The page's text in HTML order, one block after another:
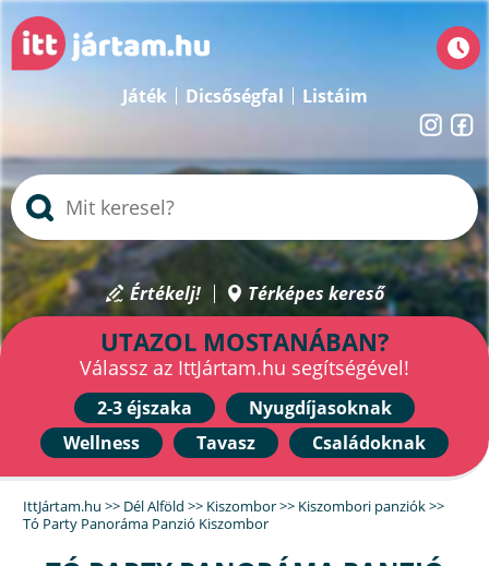
Játék Dicsőségfal Listáim
Értékelj! Térképes kereső
UTAZOL MOSTANÁBAN?
Válassz az IttJártam.hu segítségével!
2-3 éjszaka
Nyugdíjasoknak
Wellness
Tavasz Családoknak
IttJártam.hu >> Dél Alföld >> Kiszombor>> Kiszombori panziók>>
Tó Party Panoráma Panzió Kiszombor